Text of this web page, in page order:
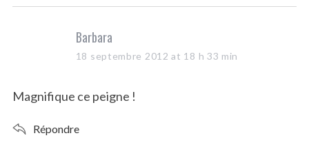
s
a
s
Barbara
18 septembre 2012 at 18 h 33 min
Magnifique ce peigne !
Répondre